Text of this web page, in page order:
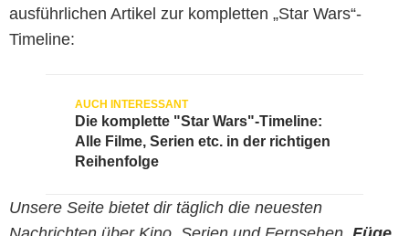
ausführlichen Artikel zur kompletten „Star Wars“-
Timeline:
Die komplette "Star Wars"-Timeline:
Alle Filme, Serien etc. in der richtigen
Reihenfolge
Unsere Seite bietet dir täglich die neuesten